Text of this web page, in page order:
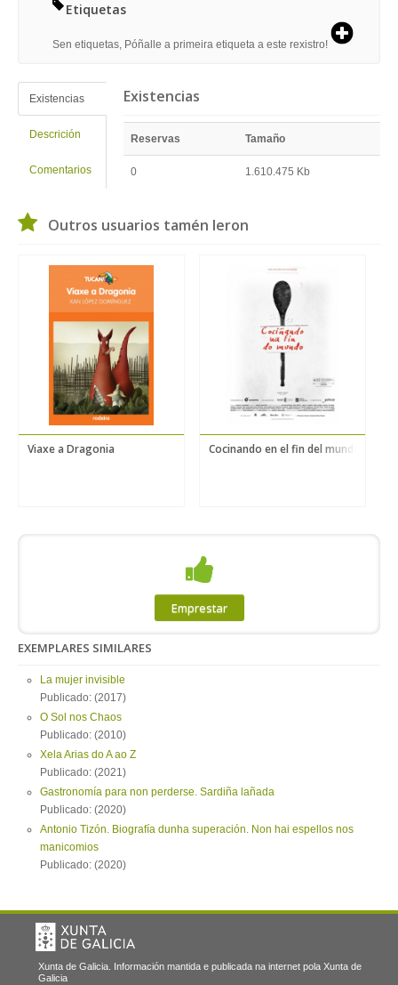
Etiquetas
Sen etiquetas, Póñalle a primeira etiqueta a este rexistro!
Existencias
Descrición
Comentarios
Existencias
Reservas Tamaño
0 1.610.475 Kb
Outros usuarios tamén leron
Viaxe a Dragonia Cocinando en el fin del mundo
Emprestar
EXEMPLARES SIMILARES
La mujer invisible
Publicado: (2017)
O Sol nos Chaos
Publicado: (2010)
Xela Arias do A ao Z
Publicado: (2021)
Gastronomía para non perderse. Sardiña lañada
Publicado: (2020)
Antonio Tizón. Biografía dunha superación. Non hai espellos nos
manicomios
Publicado: (2020)
Xunta de Galicia. Información mantida e publicada na internet pola Xunta de
Galicia